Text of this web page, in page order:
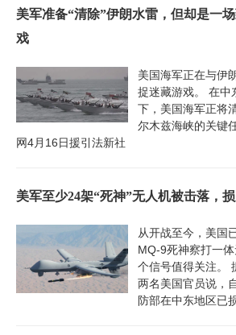
美军准备“清除”伊朗水雷，但却是一
戏
美国海军正在与伊
捉迷藏游戏。 在中
下，美国海军正将
尔木兹海峡的关键
网4月16日援引法新社
美军至少24架“死神”无人机被击落，
从开战至今，美国
MQ-9死神察打一
个信号值得关注。
两名美国官员说，
防部在中东地区已